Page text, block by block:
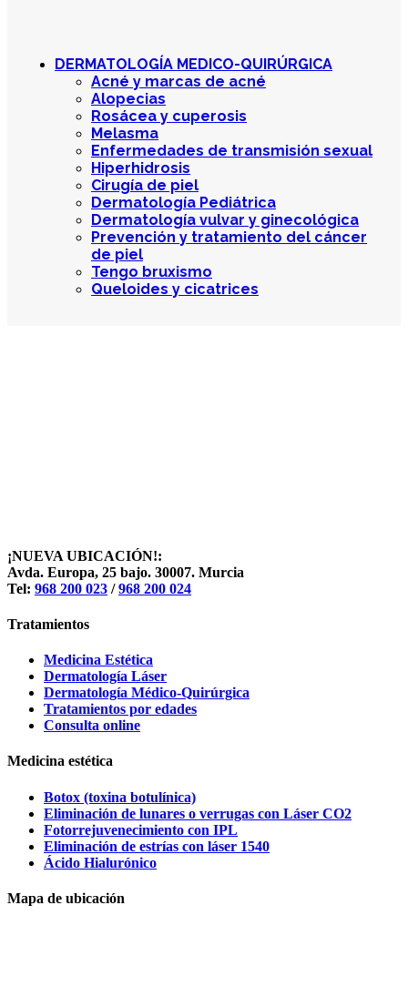
DERMATOLOGÍA MEDICO-QUIRÚRGICA
Acné y marcas de acné
Alopecias
Rosácea y cuperosis
Melasma
Enfermedades de transmisión sexual
Hiperhidrosis
Cirugía de piel
Dermatología Pediátrica
Dermatología vulvar y ginecológica
Prevención y tratamiento del cáncer
de piel
Tengo bruxismo
Queloides y cicatrices
¡NUEVA UBICACIÓN!:
Avda. Europa, 25 bajo. 30007. Murcia
Tel: 968 200 023 /968 200 024
Tratamientos
Medicina Estética
Dermatología Láser
Dermatología Médico-Quirúrgica
Tratamientos por edades
Consulta online
Medicina estética
Botox (toxina botulínica)
Eliminación de lunares o verrugas con Láser CO2
Fotorrejuvenecimiento con IPL
Eliminación de estrías con láser 1540
Ácido Hialurónico
Mapa de ubicación